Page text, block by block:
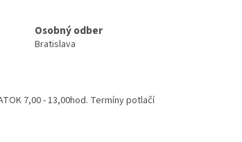
Osobný odber
Bratislava
7,00 - 13,00hod. Termíny potlačí